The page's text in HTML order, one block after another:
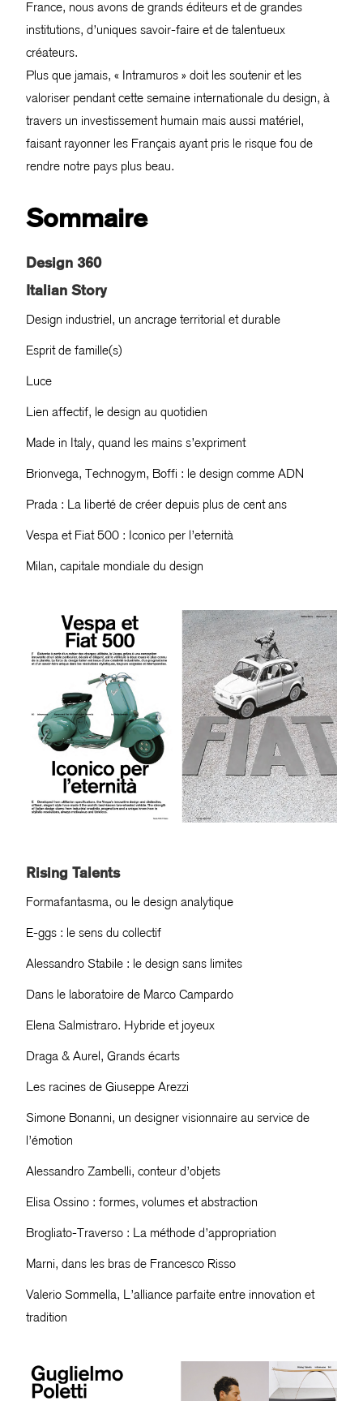
France, nous avons de grands éditeurs et de grandes
institutions, d’uniques savoir-faire et de talentueux
créateurs.
Plus que jamais, « Intramuros » doit les soutenir et les
valoriser pendant cette semaine internationale du design, à
travers un investissement humain mais aussi matériel,
faisant rayonner les Français ayant pris le risque fou de
rendre notre pays plus beau.
Sommaire
Design 360
Italian Story
Design industriel, un ancrage territorial et durable
Esprit de famille(s)
Luce
Lien affectif, le design au quotidien
Made in Italy, quand les mains s’expriment
Brionvega, Technogym, Boffi : le design comme ADN
Prada : La liberté de créer depuis plus de cent ans
Vespa et Fiat 500 : Iconico per l’eternità
Milan, capitale mondiale du design
Rising Talents
Formafantasma, ou le design analytique
E-ggs : le sens du collectif
Alessandro Stabile : le design sans limites
Dans le laboratoire de Marco Campardo
Elena Salmistraro. Hybride et joyeux
Draga & Aurel, Grands écarts
Les racines de Giuseppe Arezzi
Simone Bonanni, un designer visionnaire au service de
l’émotion
Alessandro Zambelli, conteur d’objets
Elisa Ossino : formes, volumes et abstraction
Brogliato-Traverso : La méthode d’appropriation
Marni, dans les bras de Francesco Risso
Valerio Sommella, L’alliance parfaite entre innovation et
tradition